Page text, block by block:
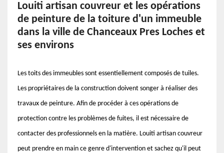
Louiti artisan couvreur et les opérations
de peinture de la toiture d'un immeuble
dans la ville de Chanceaux Pres Loches et
ses environs
Les toits des immeubles sont essentiellement composés de tuiles.
Les propriétaires de la construction doivent songer à réaliser des
travaux de peinture. Afin de procéder à ces opérations de
protection contre les problèmes de fuites, il est nécessaire de
contacter des professionnels en la matière. Louiti artisan couvreur
peut prendre en main ce genre d'intervention et sachez qu'il peut